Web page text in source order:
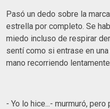
Pasó un dedo sobre la
estrella por completo. Se
miedo incluso de respirar
sentí como si entrase en
mano recorriendo
- Yo lo hice...- murmuró,